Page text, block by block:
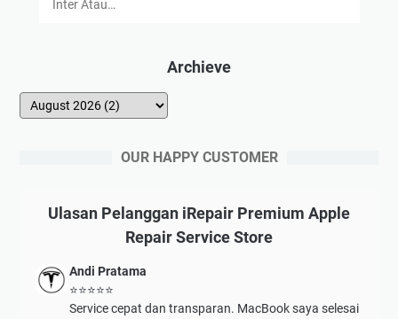
Inter Atau…
Archieve
OUR HAPPY CUSTOMER
Ulasan Pelanggan iRepair Premium Apple
Repair Service Store
Andi Pratama
⭐⭐⭐⭐⭐
Service cepat dan transparan. MacBook saya selesai